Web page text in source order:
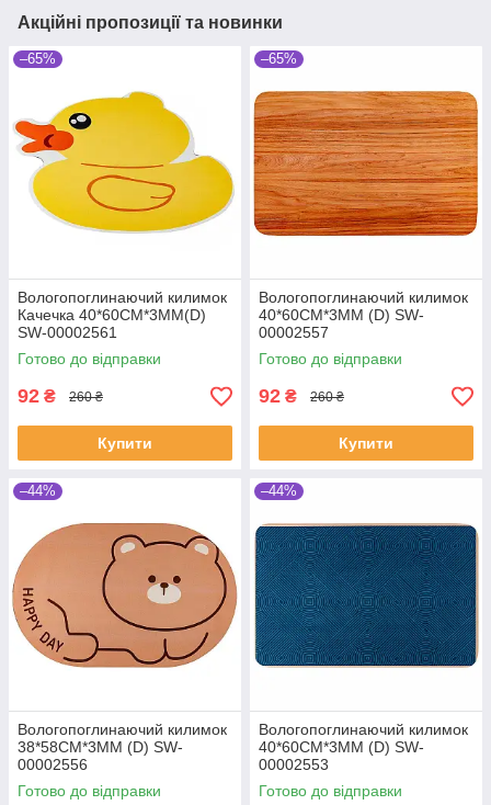
Акційні пропозиції та новинки
–65%
Вологопоглинаючий килимок
Качечка 40*60CM*3MM(D)
SW-00002561
Готово до відправки
92 ₴ 260 ₴
Купити
–65%
Вологопоглинаючий килимок
40*60CM*3MM (D) SW-
00002557
Готово до відправки
92 ₴ 260 ₴
Купити
–44%
Вологопоглинаючий килимок
38*58CM*3MM (D) SW-
00002556
Готово до відправки
–44%
Вологопоглинаючий килимок
40*60CM*3MM (D) SW-
00002553
Готово до відправки